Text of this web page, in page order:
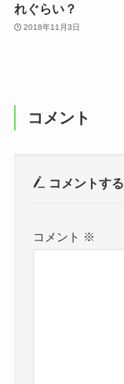
れぐらい？
2018年11月3日
コメント
コメントする
コメント ※